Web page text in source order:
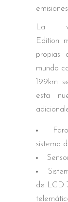
La
Edition
propias
mundo
199km
esta
sistema
de LCD